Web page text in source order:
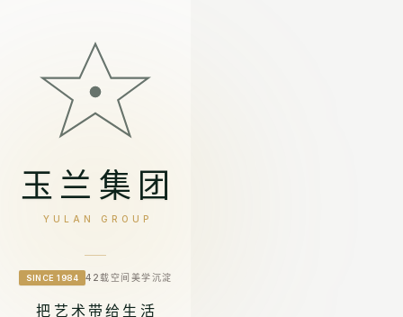
玉兰集团
YULAN GROUP
SINCE 1984 42载空间美学沉淀
把艺术带给生活